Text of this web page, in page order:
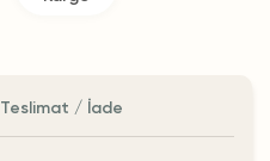
Teslimat / İade